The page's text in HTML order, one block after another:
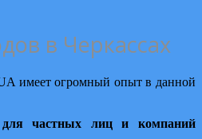
в Черкассах
имеет огромный опыт в данной
для частных лиц и компаний